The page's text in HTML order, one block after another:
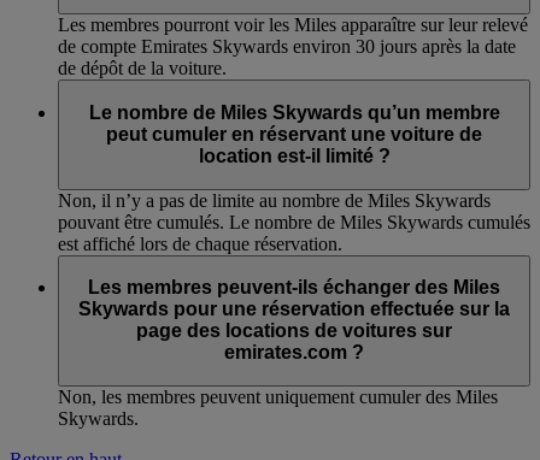
Les membres pourront voir les Miles apparaître sur leur relevé
de compte Emirates Skywards environ 30 jours après la date
de dépôt de la voiture.
Le nombre de Miles Skywards qu’un membre
peut cumuler en réservant une voiture de
location est-il limité ?
Non, il n’y a pas de limite au nombre de Miles Skywards
pouvant être cumulés. Le nombre de Miles Skywards cumulés
est affiché lors de chaque réservation.
Les membres peuvent-ils échanger des Miles
Skywards pour une réservation effectuée sur la
page des locations de voitures sur
emirates.com ?
Non, les membres peuvent uniquement cumuler des Miles
Skywards.